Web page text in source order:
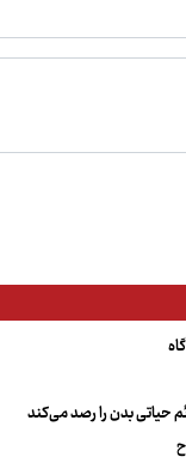
حیاتی بدن را رصد می‌کند